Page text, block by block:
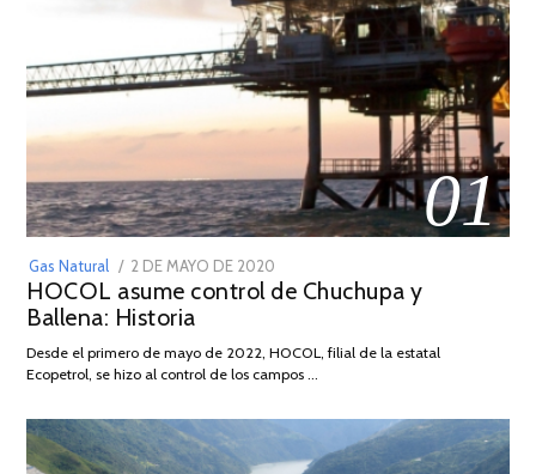
01
Gas Natural
POSTED
ON
2 DE MAYO DE 2020
DE
2026
HOCOL asume control de Chuchupa y
Ballena: Historia
Desde el primero de mayo de 2022, HOCOL, filial de la estatal
Ecopetrol, se hizo al control de los campos …